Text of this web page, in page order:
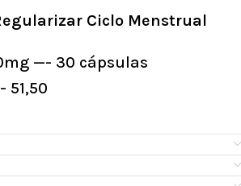
Ciclo Menstrual
—- 30 cápsulas